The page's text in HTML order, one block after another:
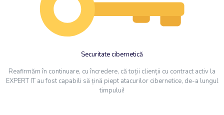
Securitate cibernetică
Reafirmăm în continuare, cu încredere, că toții clienții cu contract activ la
EXPERT IT au fost capabili să țină piept atacurilor cibernetice, de-a lungul
timpului!